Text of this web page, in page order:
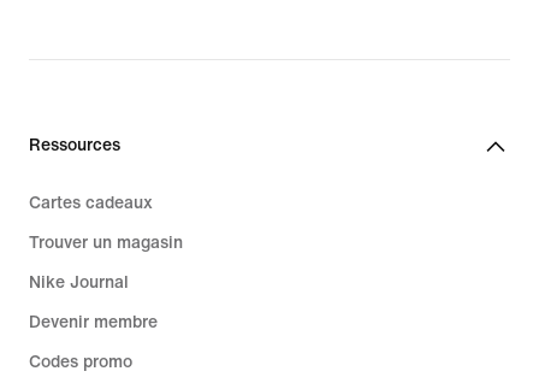
Ressources
Cartes cadeaux
Trouver un magasin
Nike Journal
Devenir membre
Codes promo